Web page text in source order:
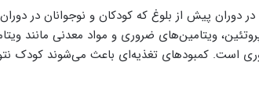
در دوران پیش از بلوغ که کودکان و نوجوانان در
است. کمبودهای تغذیه‌ای باعث می‌شوند کودک